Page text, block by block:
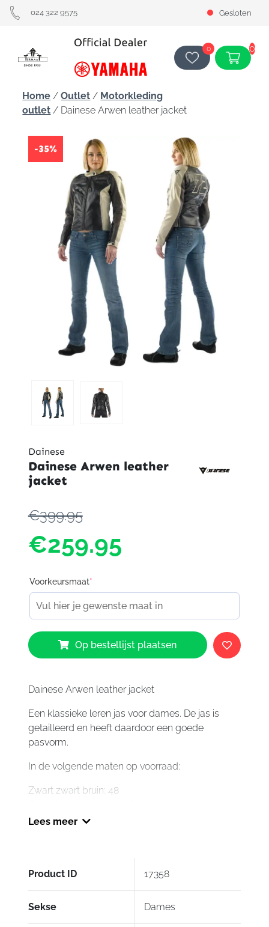
024 322 9575 Gesloten
0 0
Home /Outlet / Motorkleding
outlet / Dainese Arwen leather jacket
-35%
Dainese
Dainese Arwen leather
jacket
€399.95
€259.95
Voorkeursmaat*
Dainese
Arwen
leather
aantal
Op bestellijst plaatsen
Dainese Arwen leather jacket
Een klassieke leren jas voor dames. De jas is
getailleerd en heeft daardoor een goede
pasvorm.
In de volgende maten op voorraad:
Zwart zwart bruin: 48
Lees meer
Product ID 17358
Sekse Dames